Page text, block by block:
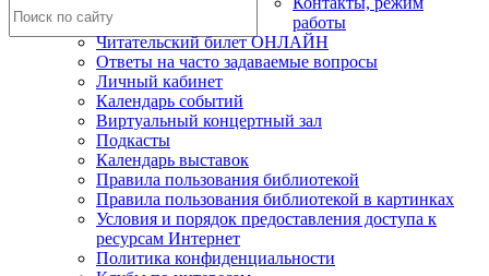
работы
Читательский билет ОНЛАЙН
Ответы на часто задаваемые вопросы
Личный кабинет
Календарь событий
Виртуальный концертный зал
Подкасты
Календарь выставок
Правила пользования библиотекой
Правила пользования библиотекой в картинках
Условия и порядок предоставления доступа к
ресурсам Интернет
Политика конфиденциальности